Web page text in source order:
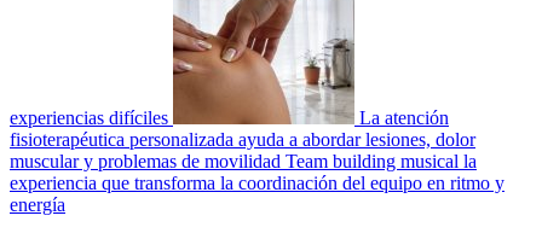
experiencias difíciles
La atención
fisioterapéutica personalizada ayuda a abordar lesiones, dolor
muscular y problemas de movilidad Team building musical la
experiencia que transforma la coordinación del equipo en ritmo y
energía